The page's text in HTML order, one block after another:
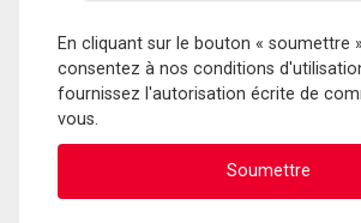
En cliquant sur le bouton « soumettre
consentez à nos conditions
fournissez l'autorisation écrite de
vous.